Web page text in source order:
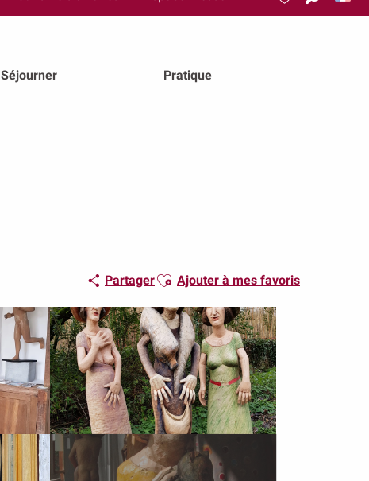
Séjourner Pratique
PartagerAjouter aux favoris
Ajouter à mes favoris